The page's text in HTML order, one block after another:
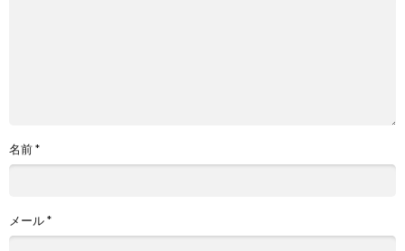
名前*
メール*